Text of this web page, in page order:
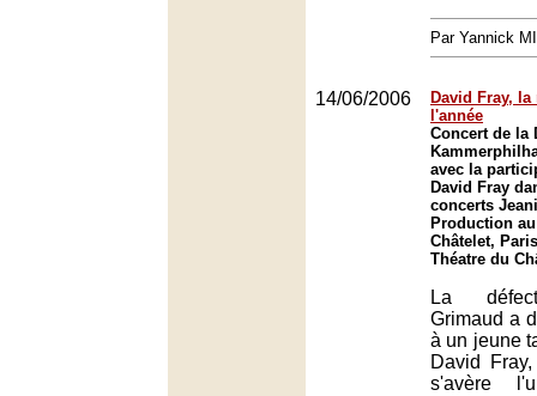
Par Yannick
14/06/2006
David Fray,
l'année
Concert de la
avec la
David Fray
concerts
Production
Châtelet,
Théatre du
La
Grimaud a
à un jeune
David
s'avère